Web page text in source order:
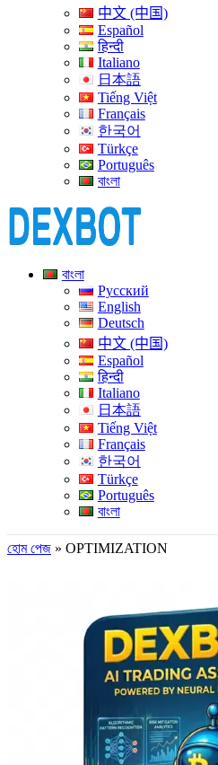
中文 (中国)
Español
हिन्दी
Italiano
日本語
Tiếng Việt
Français
한국어
Türkçe
Português
বাংলা
বাংলা
Русский
English
Deutsch
中文 (中国)
Español
हिन्दी
Italiano
日本語
Tiếng Việt
Français
한국어
Türkçe
Português
বাংলা
হোম পেজ » OPTIMIZATION